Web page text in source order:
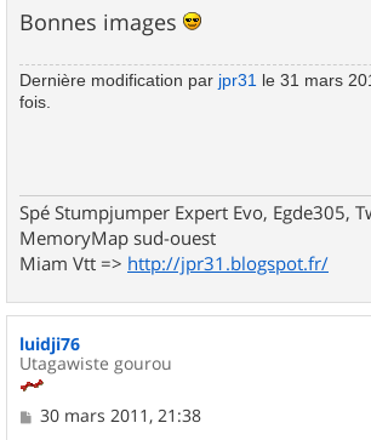
Bonnes images
Dernière modification par jpr31 le 31 mars
fois.
Spé Stumpjumper Expert Evo, Egde305,
MemoryMap sud-ouest
Miam Vtt => http://jpr31.blogspot.fr/
luidji76
Utagawiste gourou
M
30 mars 2011, 21:38